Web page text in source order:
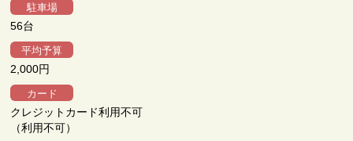
駐車場
56台
平均予算
2,000円
カード
クレジットカード利用不可
（利用不可）